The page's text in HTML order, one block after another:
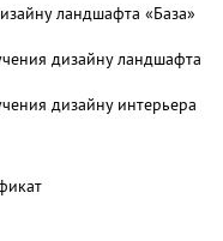
ландшафта «База»
дизайну ландшафта
дизайну интерьера